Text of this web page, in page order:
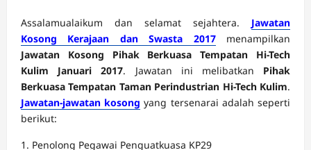
Assalamualaikum dan selamat sejahtera. Jawatan
Kosong Kerajaan dan Swasta 2017menampilkan
Jawatan Kosong Pihak Berkuasa Tempatan Hi-Tech
Kulim Januari 2017. Jawatan ini melibatkan Pihak
Berkuasa Tempatan Taman Perindustrian Hi-Tech Kulim.
Jawatan-jawatan kosong yang tersenarai adalah seperti
berikut:
1. Penolong Pegawai Penguatkuasa KP29